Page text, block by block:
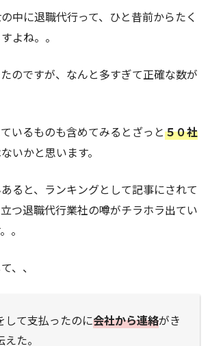
中に退職代行って、ひと昔前からたく
よね。。
のですが、なんと多すぎて正確な数が
いるものも含めてみるとざっと５０社
いかと思います。
ると、ランキングとして記事にされて
つ退職代行業社の噂がチラホラ出てい
。
、、
して支払ったのに会社から連絡がき
た。